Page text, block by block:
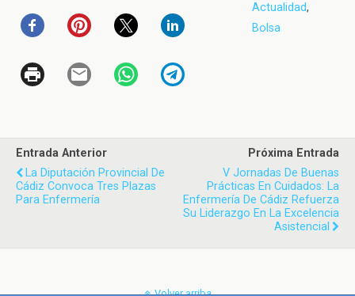
Actualidad,
Bolsa
Entrada Anterior
La Diputación Provincial De
Cádiz Convoca Tres Plazas
Para Enfermería
Próxima Entrada
V Jornadas De Buenas
Prácticas En Cuidados: La
Enfermería De Cádiz Refuerza
Su Liderazgo En La Excelencia
Asistencial
Volver arriba